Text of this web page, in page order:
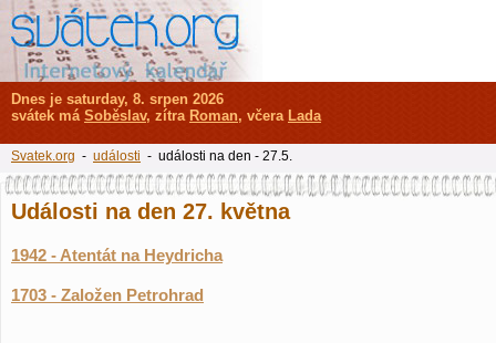
Události na den 27. května
1942 - Atentát na Heydricha
1703 - Založen Petrohrad
Dnes je saturday, 8. srpen 2026
svátek má Soběslav, zítra Roman, včera Lada
Svatek.org - události - události na den - 27.5.